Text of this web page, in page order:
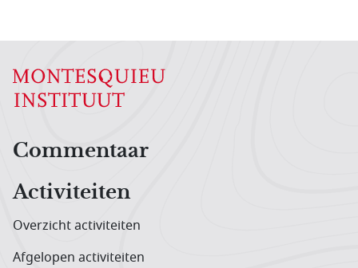
Hoofdnavigatiemenu
Commentaar
Activiteiten
Overzicht activiteiten
Afgelopen activiteiten